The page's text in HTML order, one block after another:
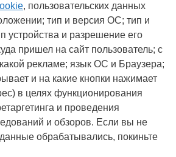
, пользовательских данных
тип и версия ОС; тип и
устройства и разрешение его
пришел на сайт пользователь; с
рекламе; язык ОС и Браузера;
и на какие кнопки нажимает
в целях функционирования
и проведения
и обзоров. Если вы не
обрабатывались, покиньте